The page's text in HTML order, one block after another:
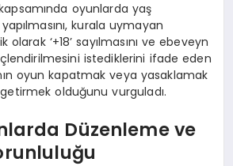
oyunlarda yaş
kurala uymayan
‘+18’ sayılmasını ve ebeveyn
istediklerini ifade eden
oyun kapatmak veya yasaklamak
olduğunu vurguladı.
Düzenleme ve